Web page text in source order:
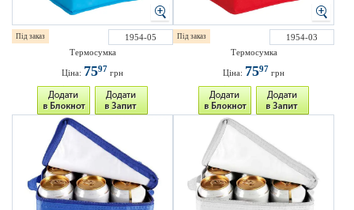
Під заказ
1954-05
Термосумка
Ціна: 7597 грн
Під заказ
1954-03
Термосумка
Ціна: 7597 грн